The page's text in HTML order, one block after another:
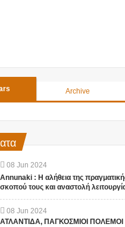
Archive
08 Jun 2024
Annunaki : Η αλήθεια της
σκοπού τους και αναστολή
08 Jun 2024
ΑΤΛΑΝΤΙΔΑ, ΠΑΓΚΟΣΜΙΟΙ